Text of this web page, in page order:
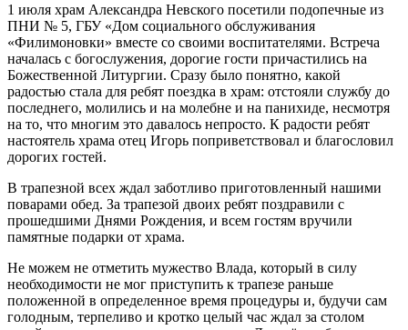
1 июля храм Александра Невского посетили подопечные из
ПНИ № 5, ГБУ «Дом социального обслуживания
«Филимоновки» вместе со своими воспитателями. Встреча
началась с богослужения, дорогие гости причастились на
Божественной Литургии. Сразу было понятно, какой
радостью стала для ребят поездка в храм: отстояли службу до
последнего, молились и на молебне и на панихиде, несмотря
на то, что многим это давалось непросто. К радости ребят
настоятель храма отец Игорь поприветствовал и благословил
дорогих гостей.
В трапезной всех ждал заботливо приготовленный нашими
поварами обед. За трапезой двоих ребят поздравили с
прошедшими Днями Рождения, и всем гостям вручили
памятные подарки от храма.
Не можем не отметить мужество Влада, который в силу
необходимости не мог приступить к трапезе раньше
положенной в определенное время процедуры и, будучи сам
голодным, терпеливо и кротко целый час ждал за столом